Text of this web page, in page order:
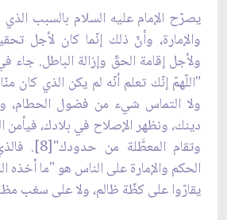
يصرّح الإمام عليه السلام بالسبب
والإمارة، وأنّ ذلك إنّما كان لأجل
ولأجل إقامة الحقّ وإزالة الباطل. جاء
"اللّهمّ إنّك تعلم أنّه لم يكن الذي كان
ولا التماس شيء من فضول الحطام،
دينك، ونظهر الإصلاح في بلادك، فيأمن
وتقام
الحكم والإمارة على الناس هو "ما أخذه
يقارّوا على كظّة ظالم، ولا على سغب